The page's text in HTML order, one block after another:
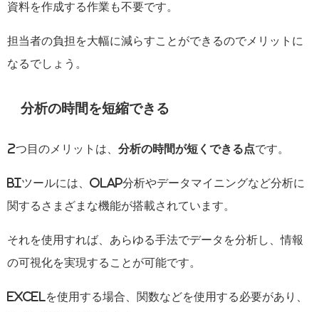
資料を作成する作業も不要です。
担当者の負担を大幅に減らすことができるのでメリットに
なるでしょう。
分析の時間を短縮できる
2つ目のメリットは、 分析の時間が短くできる点です。
BIツールには、 OLAP分析やデータマイニングなど分析に
関するさまざまな機能が搭載されています。
それを使用すれば、あらゆる手法でデータを分析し、情報
の可視化を実現することが可能です。
Excel
を使用する場合、関数などを使用する必要があり、